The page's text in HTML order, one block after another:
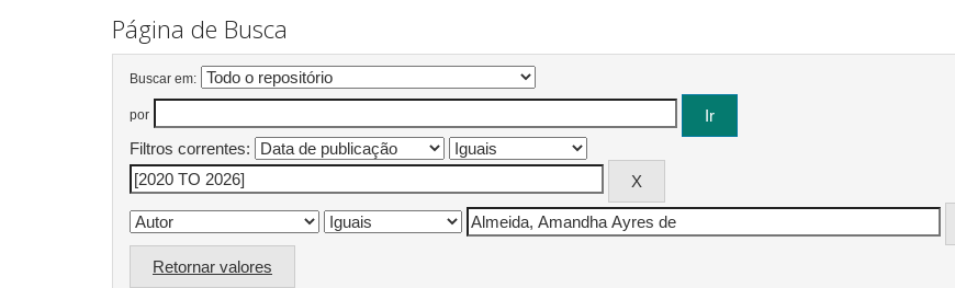
Página de Busca
Buscar em:
por
Filtros correntes:
Retornar valores